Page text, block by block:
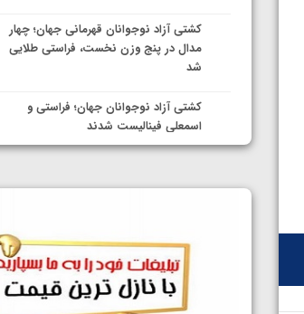
کشتی آزاد نوجوانان قهرمانی جهان؛ چهار
مدال در پنج وزن نخست، فراستی طلایی
شد
کشتی آزاد نوجوانان جهان؛ فراستی و
اسمعلی فینالیست شدند
نمایندگان ایران مشخص شدند
سوم برای ایران
ایران چشم به راه چهار مدال در پنج وزن
دوم کشتی فرنگی نوجوانان جهان